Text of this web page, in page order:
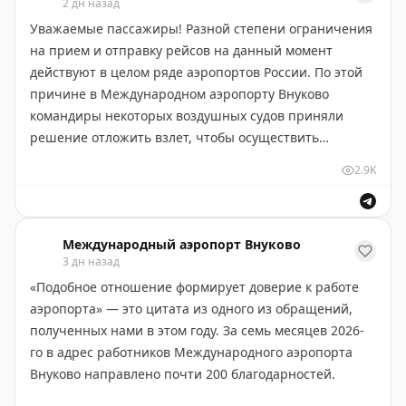
Напоминаем, в общей и стерильной зонах
установлены бесплатные питьевые фонтанчики.
При плохом самочувствии пассажирам и
провожающим готовы помочь сотрудники нашей
медслужбы. Медпункт в Терминале A работает
Желаем хорошего полёта!
2 дн назад
Уважаемые пассажиры! Разной степени ограничения
на прием и отправку рейсов на данный момент
действуют в целом ряде аэропортов России. По этой
причине в Международном аэропорту Внуково
командиры некоторых воздушных судов приняли
решение отложить взлет, чтобы осуществить
Рекомендуем перед отправлением в аэропорт
уточнять статус своего рейса:
- на онлайн-табло:
passengers/reysi/online-tablo
- по телефону справочной аэропорта: +7 (495) 937-55-
55
- через чат-бот:max.ru/vnukovo_bot
2.9K
Международный аэропорт Внуково
3 дн назад
«Подобное отношение формирует доверие к работе
аэропорта» — это цитата из одного из обращений,
полученных нами в этом году. За семь месяцев 2026-
го в адрес работников Международного аэропорта
Внуково направлено почти 200 благодарностей.